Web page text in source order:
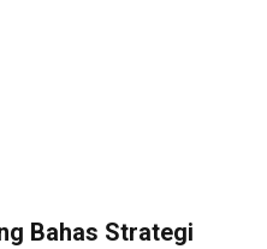
Bahas Strategi